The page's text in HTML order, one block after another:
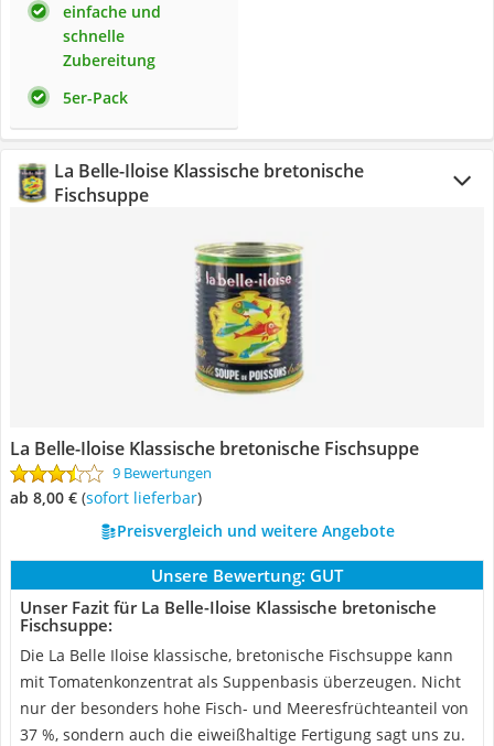
einfache und
schnelle
Zubereitung
5er-Pack
La Belle-Iloise Klassische bretonische
Fischsuppe
La Belle-Iloise Klassische bretonische Fischsuppe
9 Bewertungen
ab 8,00 € ( Sofort lieferbar)
Preisvergleich und weitere Angebote
Unsere Bewertung: GUT
Unser Fazit für La Belle-Iloise Klassische bretonische
Fischsuppe:
Die La Belle Iloise klassische, bretonische Fischsuppe kann
mit Tomatenkonzentrat als Suppenbasis überzeugen. Nicht
nur der besonders hohe Fisch- und Meeresfrüchteanteil von
37 %, sondern auch die eiweißhaltige Fertigung sagt uns zu.